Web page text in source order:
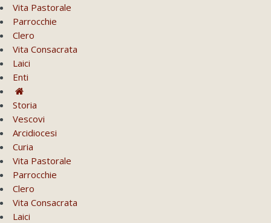
Vita Pastorale
Parrocchie
Clero
Vita Consacrata
Laici
Enti
Storia
Vescovi
Arcidiocesi
Curia
Vita Pastorale
Parrocchie
Clero
Vita Consacrata
Laici